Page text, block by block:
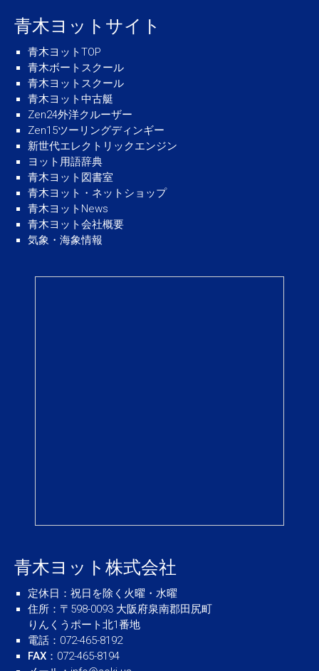
青木ヨットサイト
青木ヨットTOP
青木ボートスクール
青木ヨットスクール
青木ヨット中古艇
Zen24外洋クルーザー
Zen15ツーリングディンギー
新世代エレクトリックエンジン
ヨット用語辞典
青木ヨット図書室
青木ヨット・ネットショップ
青木ヨットNews
青木ヨット会社概要
気象・海象情報
青木ヨット株式会社
定休日 ：祝日を除く火曜・水曜
住所 ：〒598-0093 大阪府泉南郡田尻町
りんくうポート北1番地
電話 ：072-465-8192
FAX ：072-465-8194